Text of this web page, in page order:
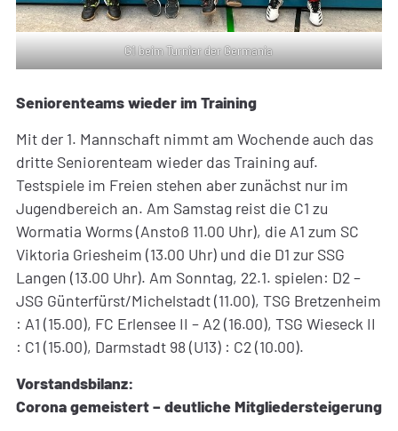
G1 beim Turnier der Germania
Seniorenteams wieder im Training
Mit der 1. Mannschaft nimmt am Wochende auch das
dritte Seniorenteam wieder das Training auf.
Testspiele im Freien stehen aber zunächst nur im
Jugendbereich an. Am Samstag reist die C1 zu
Wormatia Worms (Anstoß 11.00 Uhr), die A1 zum SC
Viktoria Griesheim (13.00 Uhr) und die D1 zur SSG
Langen (13.00 Uhr). Am Sonntag, 22.1. spielen: D2 –
JSG Günterfürst/Michelstadt (11.00), TSG Bretzenheim
: A1 (15.00), FC Erlensee II – A2 (16.00), TSG Wieseck II
: C1 (15.00), Darmstadt 98 (U13) : C2 (10.00).
Vorstandsbilanz:
Corona gemeistert – deutliche Mitgliedersteigerung